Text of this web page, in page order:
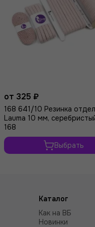
от 325 ₽
168 641/10 Резинка
Lauma 10 мм,
168
Выбрать
Каталог
Как на ВБ
Новинки